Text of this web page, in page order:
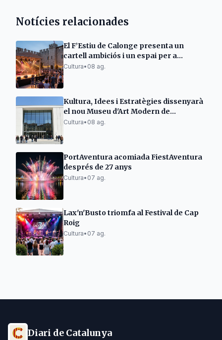
Notícies relacionades
El F’Estiu de Calonge presenta un
cartell ambiciós i un espai per a
emergents
Cultura• 08 ag.
Kultura, Idees i Estratègies dissenyarà
el nou Museu d'Art Modern de
Tarragona
Cultura• 08 ag.
PortAventura acomiada FiestAventura
després de 27 anys
Cultura• 07 ag.
Lax'n'Busto triomfa al Festival de Cap
Roig
Cultura• 07 ag.
Diari de Catalunya